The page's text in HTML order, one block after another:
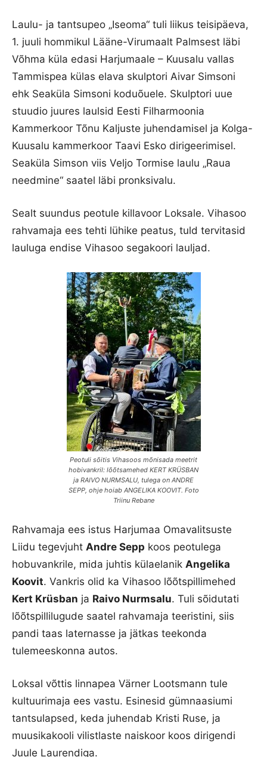
Laulu- ja tantsupeo „Iseoma“ tuli liikus teisipäeva,
1. juuli hommikul Lääne-Virumaalt Palmsest läbi
Võhma küla edasi Harjumaale – Kuusalu vallas
Tammispea külas elava skulptori Aivar Simsoni
ehk Seaküla Simsoni koduõuele. Skulptori uue
stuudio juures laulsid Eesti Filharmoonia
Kammerkoor Tõnu Kaljuste juhendamisel ja Kolga-
Kuusalu kammerkoor Taavi Esko dirigeerimisel.
Seaküla Simson viis Veljo Tormise laulu „Raua
needmine“ saatel läbi pronksivalu.
Sealt suundus peotule killavoor Loksale. Vihasoo
rahvamaja ees tehti lühike peatus, tuld tervitasid
lauluga endise Vihasoo segakoori lauljad.
Peotuli sõitis Vihasoos mõnisada meetrit
hobivankril: lõõtsamehed KERT KRÜSBAN
ja RAIVO NURMSALU, tulega on ANDRE
SEPP, ohje hoiab ANGELIKA KOOVIT. Foto
Triinu Rebane
Rahvamaja ees istus Harjumaa Omavalitsuste
Liidu tegevjuht Andre Sepp koos peotulega
hobuvankrile, mida juhtis külaelanik Angelika
Koovit. Vankris olid ka Vihasoo lõõtspillimehed
Kert Krüsban ja Raivo Nurmsalu. Tuli sõidutati
lõõtspillilugude saatel rahvamaja teeristini, siis
pandi taas laternasse ja jätkas teekonda
tulemeeskonna autos.
Loksal võttis linnapea Värner Lootsmann tule
kultuurimaja ees vastu. Esinesid gümnaasiumi
tantsulapsed, keda juhendab Kristi Ruse, ja
muusikakooli vilistlaste naiskoor koos dirigendi
Juule Laurendiga.